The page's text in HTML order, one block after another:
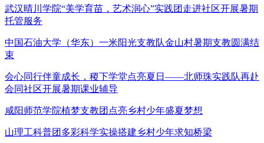
武汉晴川学院“美学育苗，艺术润心”实践团走进社区开展暑期
托管服务
中国石油大学（华东）一米阳光支教队金山村暑期支教圆满结
束
会心同行伴童成长，稷下学堂点亮夏日——北师珠实践队再赴
会同社区开展暑期课业辅导
咸阳师范学院植梦支教团点亮乡村少年盛夏梦想
山理工科普团多彩科学实操搭建乡村少年求知桥梁